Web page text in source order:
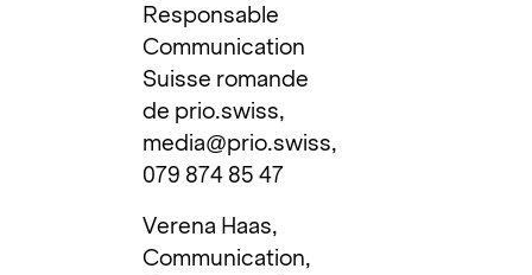
Responsable
Communication
Suisse romande
de prio.swiss,
media@prio.swiss,
079 874 85 47
Verena Haas,
Communication,